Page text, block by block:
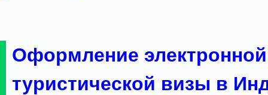
Оформление электронной
туристической визы в